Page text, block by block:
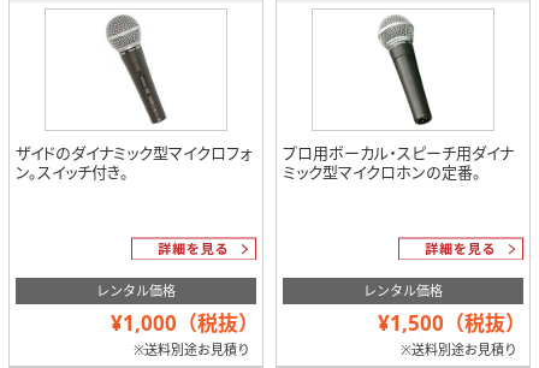
ザイドのダイナミック型マイクロフォ
ン。スイッチ付き。
レンタル価格
¥1,000（税抜）
※送料別途お見積り
プロ用ボーカル・スピーチ用ダイナ
ミック型マイクロホンの定番。
レンタル価格
¥1,500（税抜）
※送料別途お見積り